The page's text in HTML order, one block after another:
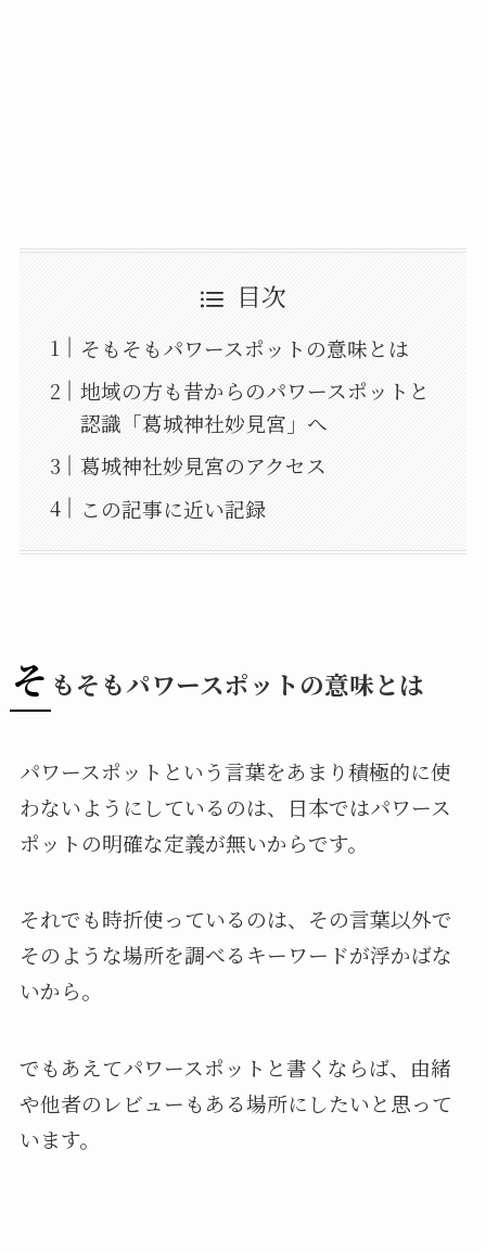
目次
そもそもパワースポットの意味とは
地域の方も昔からのパワースポットと
認識「葛城神社妙見宮」へ
葛城神社妙見宮のアクセス
この記事に近い記録
そ もそもパワースポットの意味とは
パワースポットという言葉をあまり積極的に使
わないようにしているのは、日本ではパワース
ポットの明確な定義が無いからです。
それでも時折使っているのは、その言葉以外で
そのような場所を調べるキーワードが浮かばな
いから。
でもあえてパワースポットと書くならば、由緒
や他者のレビューもある場所にしたいと思って
います。